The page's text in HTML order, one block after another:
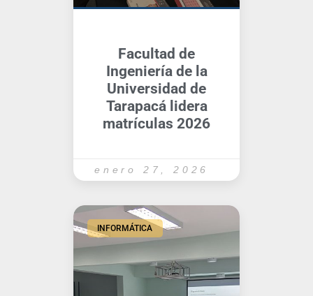
Facultad de
Ingeniería de la
Universidad de
Tarapacá lidera
matrículas 2026
enero 27, 2026
INFORMÁTICA